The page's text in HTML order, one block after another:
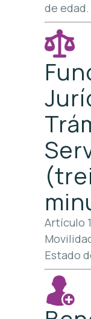
de edad.
Artículo
Estado